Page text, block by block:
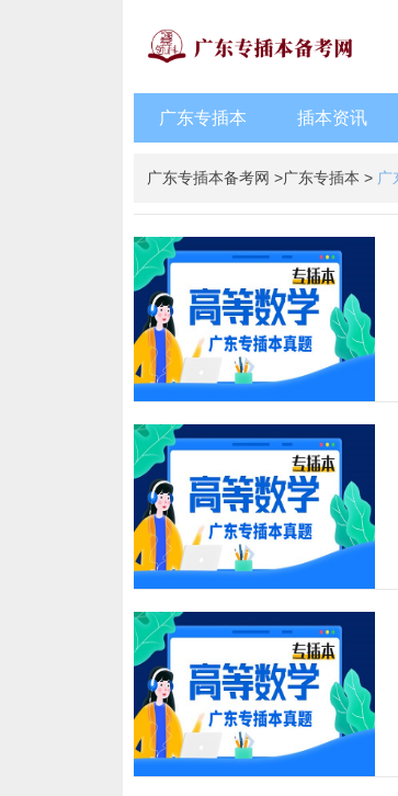
广东专插本 插本资讯
广东专插本备考网 >广东专插本 > 广